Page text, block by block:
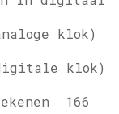
klok)
klok)
166